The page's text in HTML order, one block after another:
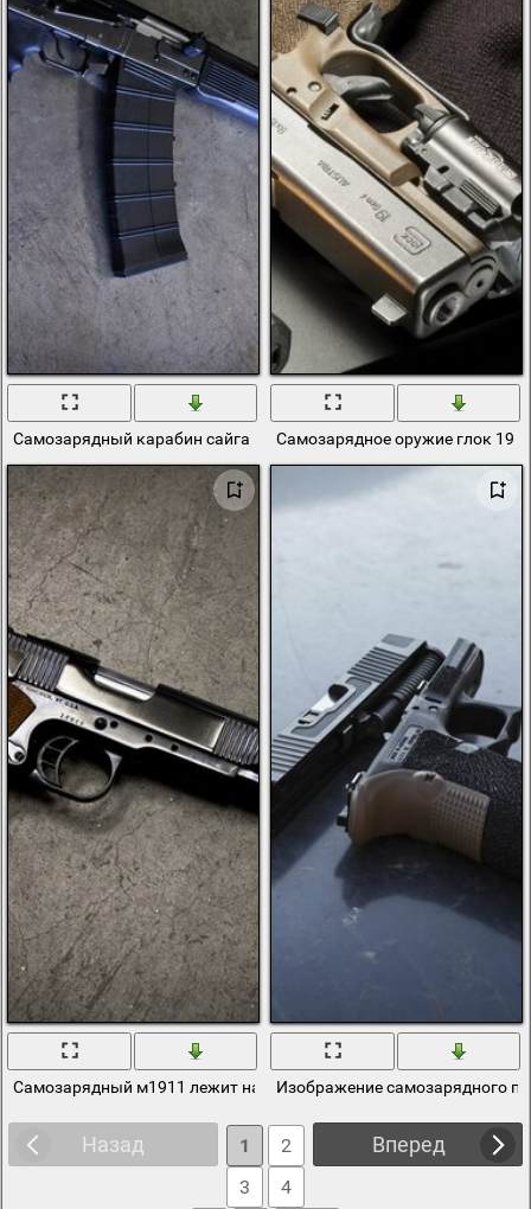
Самозарядный карабин сайга 12к на полуСамозарядное оружие глок 19
Самозарядный м1911 лежит на поверхностиИзображение самозарядного
Назад Вперед
1
2
3
4